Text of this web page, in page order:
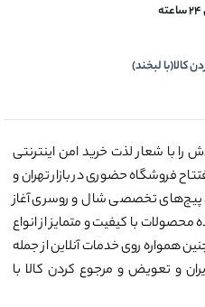
کالا(با لبخند)
با شعار لذت خرید امن اینترنتی
تیم جوان در سال ۱۳۹۶ با افتتاح فروشگاه حضوری در بازار تهران و
پیج‌های تخصصی شال و روسری آغاز
با کیفیت و متمایز از انواع
همواره روی خدمات آنلاین از جمله
و تعویض و مرجوع کردن کالا با